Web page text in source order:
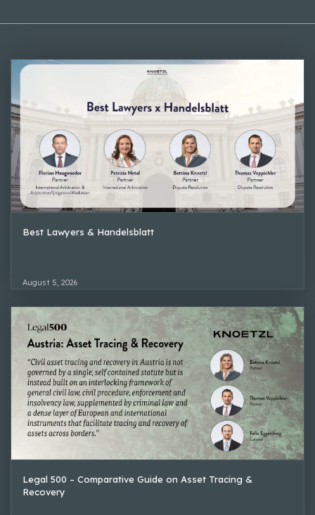
Best Lawyers & Handelsblatt
August 5, 2026
Legal 500 – Comparative Guide on Asset Tracing &
Recovery